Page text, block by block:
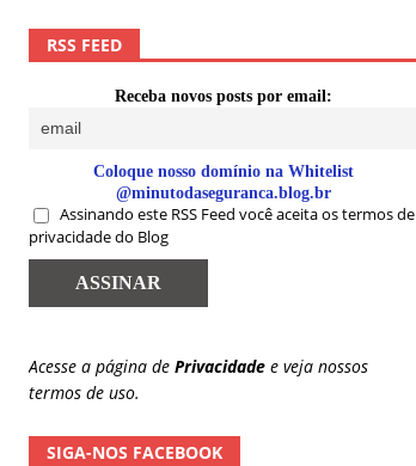
RSS FEED
Receba novos posts por email:
Coloque nosso domínio na Whitelist
@minutodaseguranca.blog.br
Assinando este RSS Feed você aceita os termos de
privacidade do Blog
Acesse a página de Privacidade e veja nossos
termos de uso.
SIGA-NOS FACEBOOK